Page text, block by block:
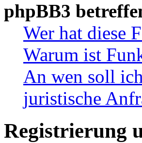
phpBB3
Wer hat diese
Warum ist
An wen soll
juristische
Registrierung